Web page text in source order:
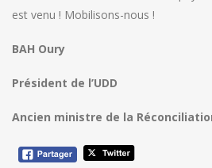
est venu ! Mobilisons-nous !
BAH Oury
Président de l’UDD
Ancien ministre de la